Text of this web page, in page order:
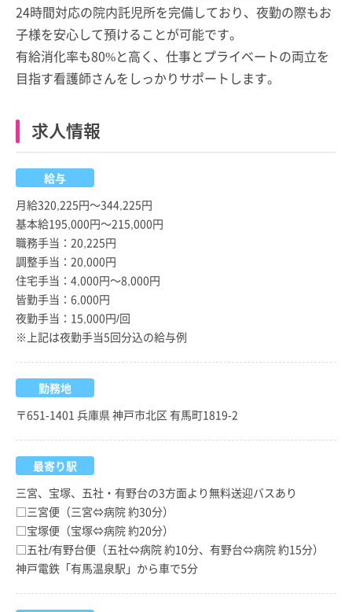
24時間対応の院内託児所を完備しており、夜勤の際もお
子様を安心して預けることが可能です。
有給消化率も80%と高く、仕事とプライベートの両立を
目指す看護師さんをしっかりサポートします。
求人情報
給与
月給320,225円～344,225円
基本給195,000円～215,000円
職務手当：20,225円
調整手当：20,000円
住宅手当：4,000円～8,000円
皆勤手当：6,000円
夜勤手当：15,000円/回
※上記は夜勤手当5回分込の給与例
勤務地
〒651-1401 兵庫県 神戸市北区 有馬町1819-2
最寄り駅
三宮、宝塚、五社・有野台の3方面より無料送迎バスあり
□三宮便（三宮⇔病院 約30分）
□宝塚便（宝塚⇔病院 約20分）
□五社/有野台便（五社⇔病院 約10分、有野台⇔病院 約15分）
神戸電鉄「有馬温泉駅」から車で5分